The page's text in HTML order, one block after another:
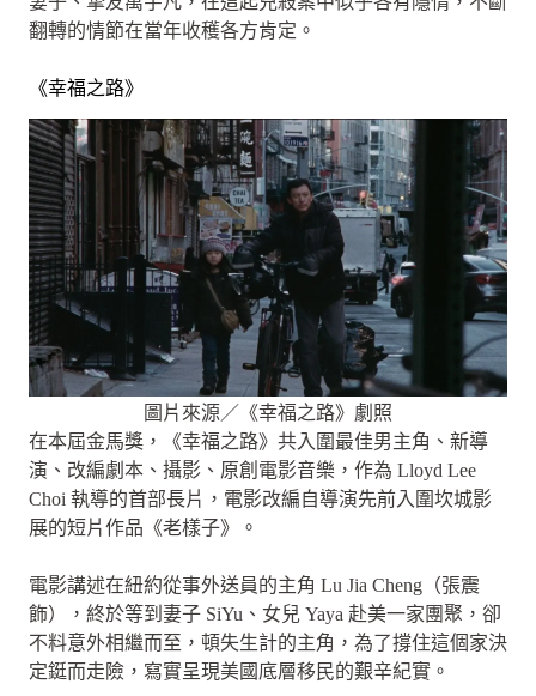
翻轉的情節在當年收穫各方肯定。
《幸福之路》
圖片來源／《幸福之路》劇照
在本屆金馬獎，《幸福之路》共入圍最佳男主角、新導
演、改編劇本、攝影、原創電影音樂，作為 Lloyd Lee
Choi 執導的首部長片，電影改編自導演先前入圍坎城影
展的短片作品《老樣子》。
電影講述在紐約從事外送員的主角 Lu Jia Cheng（張震
飾），終於等到妻子 SiYu、女兒 Yaya 赴美一家團聚，卻
不料意外相繼而至，頓失生計的主角，為了撐住這個家決
定鋌而走險，寫實呈現美國底層移民的艱辛紀實。